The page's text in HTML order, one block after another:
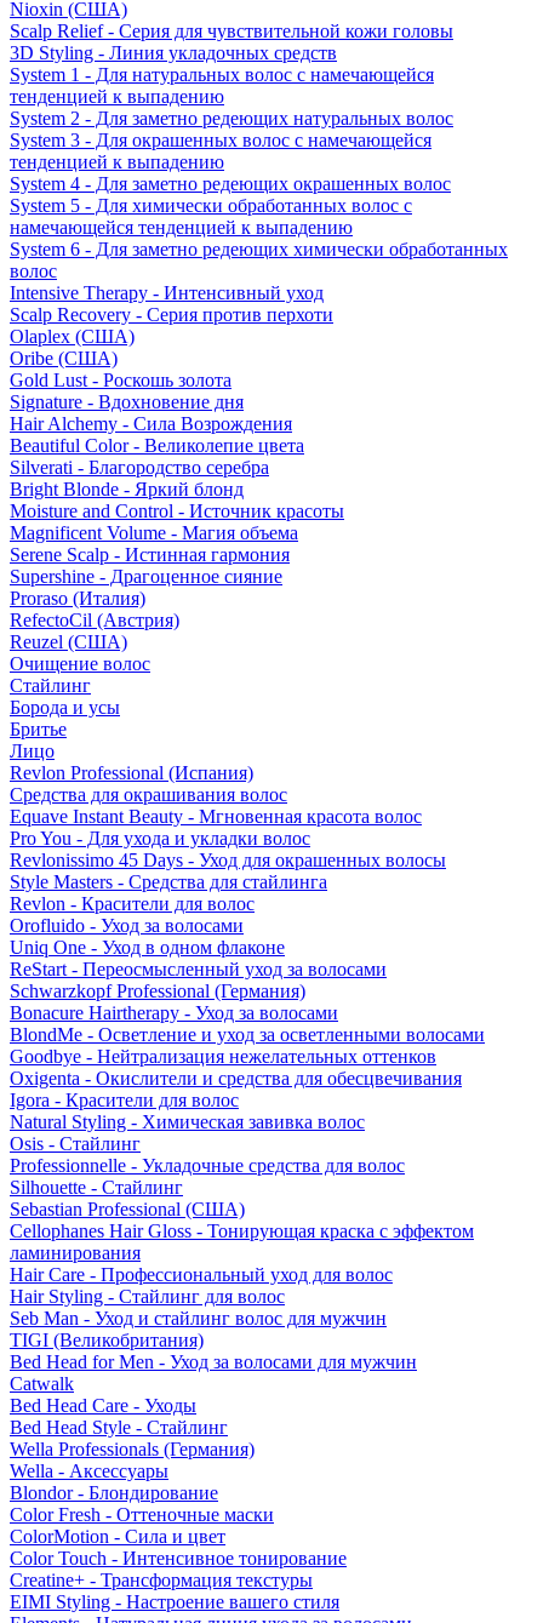
Nioxin (США)
Scalp Relief - Серия для чувствительной кожи головы
3D Styling - Линия укладочных средств
System 1 - Для натуральных волос с намечающейся
тенденцией к выпадению
System 2 - Для заметно редеющих натуральных волос
System 3 - Для окрашенных волос с намечающейся
тенденцией к выпадению
System 4 - Для заметно редеющих окрашенных волос
System 5 - Для химически обработанных волос с
намечающейся тенденцией к выпадению
System 6 - Для заметно редеющих химически обработанных
волос
Intensive Therapy - Интенсивный уход
Scalp Recovery - Серия против перхоти
Olaplex (США)
Oribe (США)
Gold Lust - Роскошь золота
Signature - Вдохновение дня
Hair Alchemy - Сила Возрождения
Beautiful Color - Великолепие цвета
Silverati - Благородство серебра
Bright Blonde - Яркий блонд
Moisture and Control - Источник красоты
Magnificent Volume - Магия объема
Serene Scalp - Истинная гармония
Supershine - Драгоценное сияние
Proraso (Италия)
RefectoCil (Австрия)
Reuzel (США)
Очищение волос
Стайлинг
Борода и усы
Бритье
Лицо
Revlon Professional (Испания)
Средства для окрашивания волос
Equave Instant Beauty - Мгновенная красота волос
Pro You - Для ухода и укладки волос
Revlonissimo 45 Days - Уход для окрашенных волосы
Style Masters - Средства для стайлинга
Revlon - Красители для волос
Orofluido - Уход за волосами
Uniq One - Уход в одном флаконе
ReStart - Переосмысленный уход за волосами
Schwarzkopf Professional (Германия)
Bonacure Hairtherapy - Уход за волосами
BlondMe - Осветление и уход за осветленными волосами
Goodbye - Нейтрализация нежелательных оттенков
Oxigenta - Окислители и средства для обесцвечивания
Igora - Красители для волос
Natural Styling - Химическая завивка волос
Osis - Стайлинг
Professionnelle - Укладочные средства для волос
Silhouette - Стайлинг
Sebastian Professional (США)
Cellophanes Hair Gloss - Тонирующая краска с эффектом
ламинирования
Hair Care - Профессиональный уход для волос
Hair Styling - Стайлинг для волос
Seb Man - Уход и стайлинг волос для мужчин
TIGI (Великобритания)
Bed Head for Men - Уход за волосами для мужчин
Catwalk
Bed Head Care - Уходы
Bed Head Style - Стайлинг
Wella Professionals (Германия)
Wella - Аксессуары
Blondor - Блондирование
Color Fresh - Оттеночные маски
ColorMotion - Сила и цвет
Color Touch - Интенсивное тонирование
Creatine+ - Трансформация текстуры
EIMI Styling - Настроение вашего стиля